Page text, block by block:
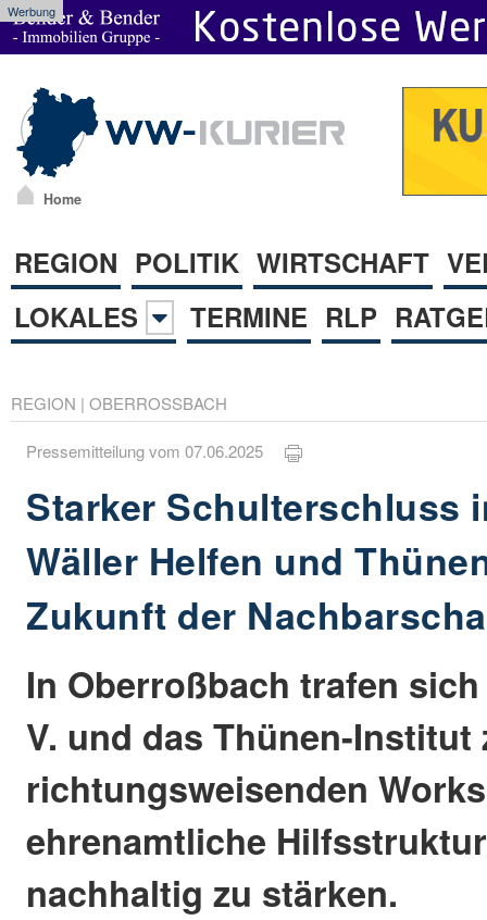
Werbung
Home
REGION POLITIK WIRTSCHAFT
LOKALES
TERMINE RLP
REGION | OBERROSSBACH
Pressemitteilung vom 07.06.2025
Starker Schulterschluss
Wäller Helfen und
Zukunft der
In Oberroßbach trafen
V. und das Thünen-Institut
richtungsweisenden
ehrenamtliche
nachhaltig zu stärken.